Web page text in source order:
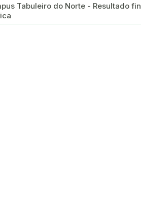
do Norte - Resultado final da chamada